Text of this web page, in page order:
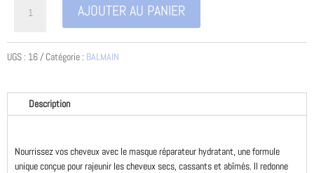
repair
masque
AJOUTER AU PANIER
UGS : 16 Catégorie : BALMAIN
Description
Nourrissez vos cheveux avec le masque réparateur hydratant, une formule
unique conçue pour rajeunir les cheveux secs, cassants et abîmés. Il redonne